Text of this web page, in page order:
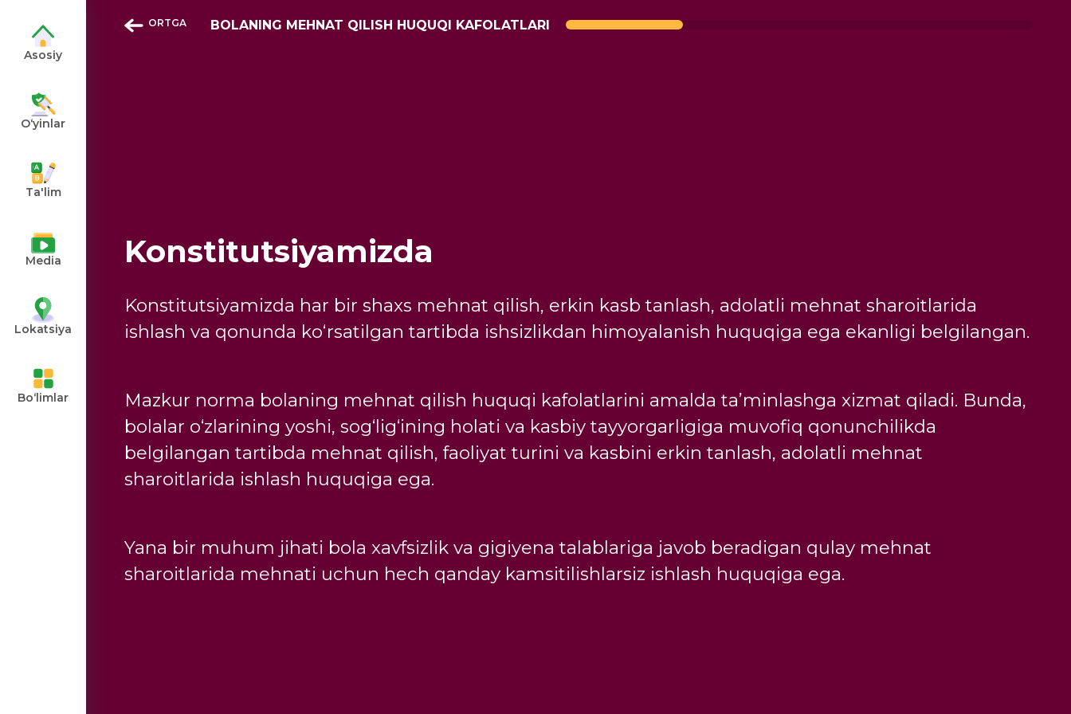
ORTGA BOLANING MEHNAT QILISH HUQUQI KAFOLATLARI
Konstitutsiyamizda
Konstitutsiyamizda har bir shaxs mehnat qilish, erkin kasb tanlash, adolatli mehnat sharoitlarida
ishlash va qonunda ko‘rsatilgan tartibda ishsizlikdan himoyalanish huquqiga ega ekanligi belgilangan.
Mazkur norma bolaning mehnat qilish huquqi kafolatlarini amalda ta’minlashga xizmat qiladi. Bunda,
bolalar o‘zlarining yoshi, sog‘lig‘ining holati va kasbiy tayyorgarligiga muvofiq qonunchilikda
belgilangan tartibda mehnat qilish, faoliyat turini va kasbini erkin tanlash, adolatli mehnat
sharoitlarida ishlash huquqiga ega.
Yana bir muhum jihati bola xavfsizlik va gigiyena talablariga javob beradigan qulay mehnat
sharoitlarida mehnati uchun hech qanday kamsitilishlarsiz ishlash huquqiga ega.
Asosiy
O‘yinlar
Ta'lim
Media
Lokatsiya
Bo‘limlar